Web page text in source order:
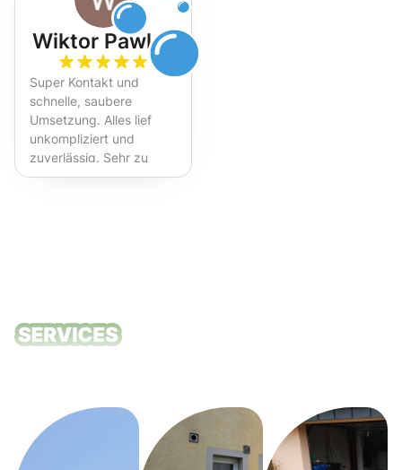
Wiktor Pawlak
Super Kontakt und
schnelle, saubere
Umsetzung. Alles lief
unkompliziert und
zuverlässig. Sehr zu
empfehlen!